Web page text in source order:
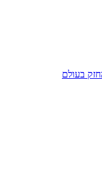
בעולם